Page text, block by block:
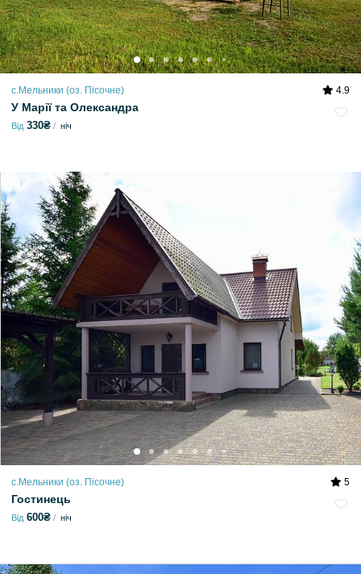
с.Мельники (оз. Пісочне) 4.9
У Марії та Олександра
Від 330₴ ніч
с.Мельники (оз. Пісочне) 5
Гостинець
Від 600₴ ніч